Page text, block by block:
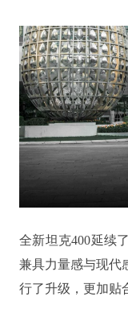
全新坦克400延续
兼具力量感与现代
行了升级，更加贴